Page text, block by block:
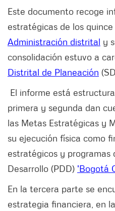
Este documento recoge
estratégicas de los
Administración distrital y
consolidación estuvo a
Distrital de Planeación
El informe está
primera y segunda dan
las Metas Estratégicas y
su ejecución física como
estratégicos y programas
Desarrollo (PDD) 'Bogotá
En la tercera parte se
estrategia financiera, en